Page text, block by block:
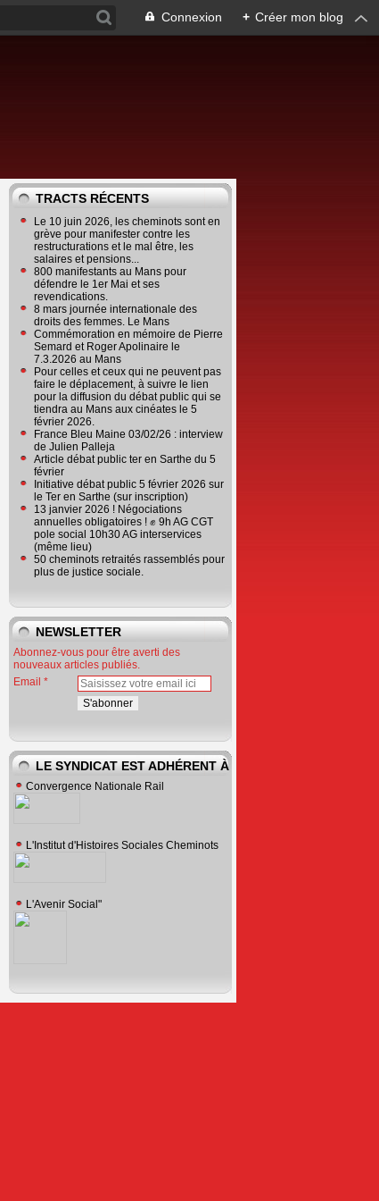
Connexion + Créer mon blog
TRACTS RÉCENTS
Le 10 juin 2026, les cheminots sont en
grève pour manifester contre les
restructurations et le mal être, les
salaires et pensions...
800 manifestants au Mans pour
défendre le 1er Mai et ses
revendications.
8 mars journée internationale des
droits des femmes. Le Mans
Commémoration en mémoire de Pierre
Semard et Roger Apolinaire le
7.3.2026 au Mans
Pour celles et ceux qui ne peuvent pas
faire le déplacement, à suivre le lien
pour la diffusion du débat public qui se
tiendra au Mans aux cinéates le 5
février 2026.
France Bleu Maine 03/02/26 : interview
de Julien Palleja
Article débat public ter en Sarthe du 5
février
Initiative débat public 5 février 2026 sur
le Ter en Sarthe (sur inscription)
13 janvier 2026 ! Négociations
annuelles obligatoires ! ✊ 9h AG CGT
pole social 10h30 AG interservices
(même lieu)
50 cheminots retraités rassemblés pour
plus de justice sociale.
NEWSLETTER
Abonnez-vous pour être averti des
nouveaux articles publiés.
Email
LE SYNDICAT EST ADHÉRENT À
Convergence Nationale Rail
L'Institut d'Histoires Sociales Cheminots
L'Avenir Social"